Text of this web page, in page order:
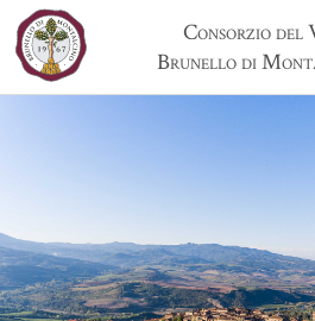
Consorzio del
Brunello di